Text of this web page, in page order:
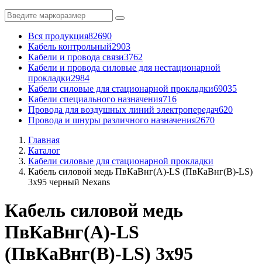
Вся продукция82690
Кабель контрольный2903
Кабели и провода связи3762
Кабели и провода силовые для нестационарной
прокладки2984
Кабели силовые для стационарной прокладки69035
Кабели специального назначения716
Провода для воздушных линий электропередач620
Провода и шнуры различного назначения2670
Главная
Каталог
Кабели силовые для стационарной прокладки
Кабель силовой медь ПвКаВнг(A)-LS (ПвКаВнг(B)-LS)
3x95 черный Nexans
Кабель силовой медь
ПвКаВнг(A)-LS
(ПвКаВнг(B)-LS) 3x95